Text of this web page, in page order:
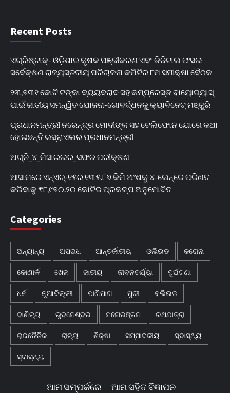
Recent Posts
ଏଗ୍ରିଷ୍ଟାକ୍‌- ଓଡ଼ିଶାର କୃଷକ ପଞ୍ଜୀକରଣ ଏବଂ ଡିଜିଟାଲ ଫସଲ
ସର୍ବେକ୍ଷଣ ରାଜ୍ୟସ୍ତରୀୟ ପରିଚାଳନା କମିଟିର ୮ମ ସମୀକ୍ଷା ବୈଠକ
୨୩,୭୩୧ କୋଟି ଟଙ୍କା ବ୍ୟୟବରାଦ ସହ କମ୍ପ୍ରେସ୍ଡ ବାୟୋଗ୍ୟାସ୍
ପାଇଁ ଜାତୀୟ ସମନ୍ୱିତ ଯୋଜନା-ଗୋବର୍ଦ୍ଧନକୁ କ୍ୟାବିନେଟ୍‌ ମଞ୍ଜୁରି
ପ୍ରଧାନମନ୍ତ୍ରୀ ନରେନ୍ଦ୍ର ମୋଦୀଙ୍କ ସହ ଟେଲିଫୋନ ଯୋଗେ କଥା
ହୋଇଛନ୍ତି ଇସ୍ରାଏଲର ପ୍ରଧାନମନ୍ତ୍ରୀ
ଅଗ୍ନି_୪_ମିସାଇଲର_ସଫଳ ପରୀକ୍ଷଣ
ଆସାମରେ ଏନ୍ଏଚ୍-୧୫ର ୧୩୫.୮୭ କିମି ଅଂଶକୁ ୪-ଲେନ୍‌ରେ ପରିଣତ
କରିବାକୁ ₹୮,୯୭୦.୨୦ କୋଟିର ପ୍ରକଳ୍ପ ଅନୁମୋଦିତ
Categories
ଅନ୍ୟାନ୍ୟ ଅପରାଧ ଆନ୍ତର୍ଜାତୀୟ ଓଲିଉଡ କରୋନା
କୋଣାର୍କ ଖେଳ ଜାତୀୟ ଜୀବନଚର୍ଯ୍ୟା ଦୁର୍ଘଟଣା
ଧର୍ମ ନୂଆଦିଲ୍ଲୀ ପାଣିପାଗ ପୁରୀ ବଲିଉଡ
ବାଣିଜ୍ୟ ଭୁବନେଶ୍ବର ମନୋରଞ୍ଜନ ରଥଯାତ୍ରା
ରାଜନୈତିକ ରାଜ୍ୟ ଶିକ୍ଷା ସମ୍ପାଦକୀୟ ସ୍ବାସ୍ଥ୍ୟ
ସ୍ବାସ୍ଥ୍ୟ
ଆମ ସମ୍ପର୍କରେ ଆମ ସହିତ ବିଜ୍ଞାପନ